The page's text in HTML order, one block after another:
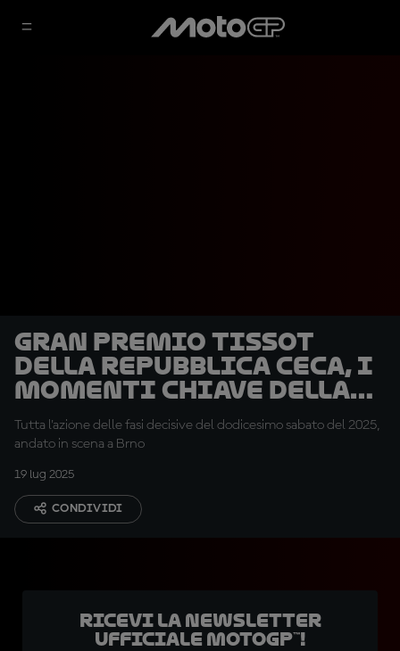
Gran Premio Tissot
della Repubblica Ceca, i
momenti chiave della
Tissot Sprint
Tutta l'azione delle fasi decisive del dodicesimo sabato del 2025,
andato in scena a Brno
19 lug 2025
CONDIVIDI
Ricevi la newsletter
ufficiale MotoGP™!